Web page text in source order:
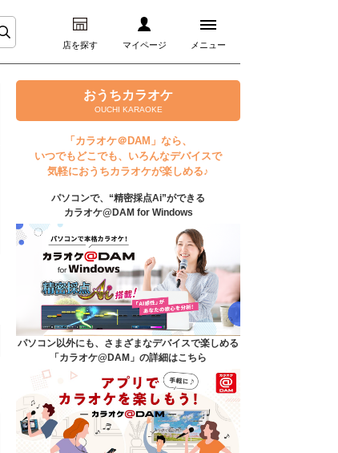
店を探す マイページ メニュー
ログイン
マイページ
プレミアムサービス
DAM★とも動画
DAM★とも録音
カラオケ＠DAM
ユーザー検索
キャンペーン
よくあるご質問
おうちカラオケ
OUCHI KARAOKE
「カラオケ＠DAM」なら、
いつでもどこでも、いろんなデバイスで
気軽におうちカラオケが楽しめる♪
パソコンで、“精密採点Ai”ができる
カラオケ@DAM for Windows
パソコン以外にも、さまざまなデバイスで楽しめる
「カラオケ@DAM」の詳細はこちら